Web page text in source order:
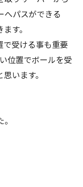
へパスができる
す。
で受ける事も重要
位置でボールを受
います。